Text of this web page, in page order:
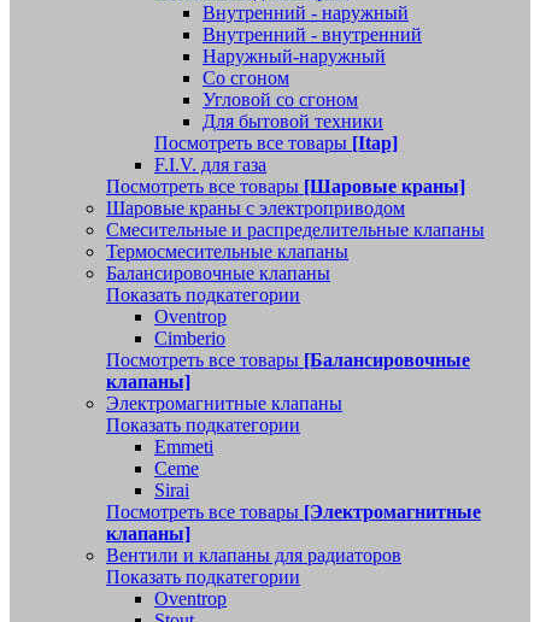
Внутренний - наружный
Внутренний - внутренний
Наружный-наружный
Со сгоном
Угловой со сгоном
Для бытовой техники
Посмотреть все товары [Itap]
F.I.V. для газа
Посмотреть все товары [Шаровые краны]
Шаровые краны с электроприводом
Смесительные и распределительные клапаны
Термосмесительные клапаны
Балансировочные клапаны
Показать подкатегории
Oventrop
Cimberio
Посмотреть все товары [Балансировочные
клапаны]
Электромагнитные клапаны
Показать подкатегории
Emmeti
Ceme
Sirai
Посмотреть все товары [Электромагнитные
клапаны]
Вентили и клапаны для радиаторов
Показать подкатегории
Oventrop